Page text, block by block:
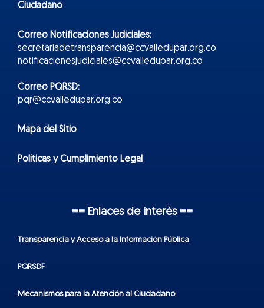
Ciudadano
Correo Notificaciones Judiciales:
secretariadetransparencia@ccvalledupar.org.co
notificacionesjudiciales@ccvalledupar.org.co
Correo PQRSD:
pqr@ccvalledupar.org.co
Mapa del Sitio
Políticas y Cumplimiento Legal
== Enlaces de interés ==
Transparencia y Acceso a la Información Pública
PQRSDF
Mecanismos para la Atención al Ciudadano